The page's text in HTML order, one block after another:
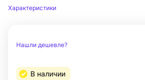
Характеристики
Нашли дешевле?
В наличии